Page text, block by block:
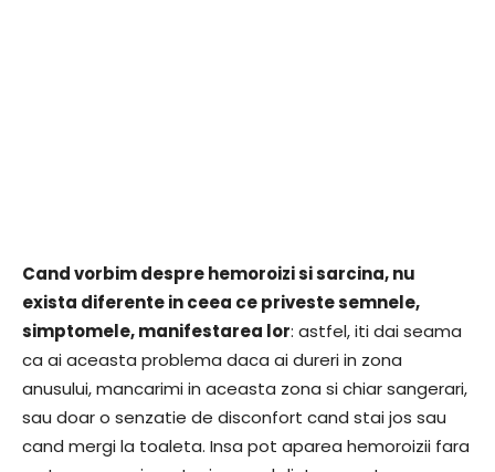
Cand vorbim despre hemoroizi si sarcina, nu
exista diferente in ceea ce priveste semnele,
simptomele, manifestarea lor: astfel, iti dai seama
ca ai aceasta problema daca ai dureri in zona
anusului, mancarimi in aceasta zona si chiar sangerari,
sau doar o senzatie de disconfort cand stai jos sau
cand mergi la toaleta. Insa pot aparea hemoroizii fara